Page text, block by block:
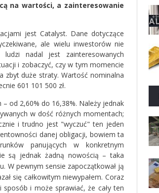
na wartości, a zainteresowanie
jest Catalyst. Dane dotyczące
ale wielu inwestorów nie
nadal jest zainteresowanych
i zobaczyć, czy w tym momencie
zbyt duże straty. Wartość nominalna
601 101 500 zł.
od 2,60% do 16,38%. Należy jednak
w dość różnych momentach;
i trudno jest "wyczuć" ten jeden
danej obligacji, bowiem ta
panujących w konkretnym
są jednak żadną nowością – taka
W pewnym sensie zapoczątkował ją
się całkowitym niewypałem. Coraz
i może sprawiać, że cały ten